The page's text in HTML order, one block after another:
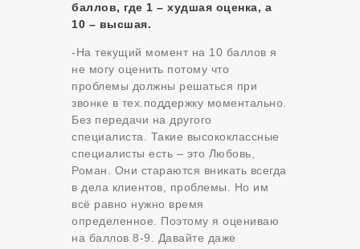
баллов, где 1 – худшая оценка, а
10 – высшая.
-На текущий момент на 10 баллов я
не могу оценить потому что
проблемы должны решаться при
звонке в тех.поддержку моментально.
Без передачи на другого
специалиста. Такие высококлассные
специалисты есть – это Любовь,
Роман. Они стараются вникать всегда
в дела клиентов, проблемы. Но им
всё равно нужно время
определенное. Поэтому я оцениваю
на баллов 8-9. Давайте даже